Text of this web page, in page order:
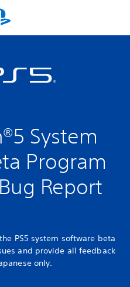
System
Program
Report
PS5 system software beta
and provide all feedback
only.